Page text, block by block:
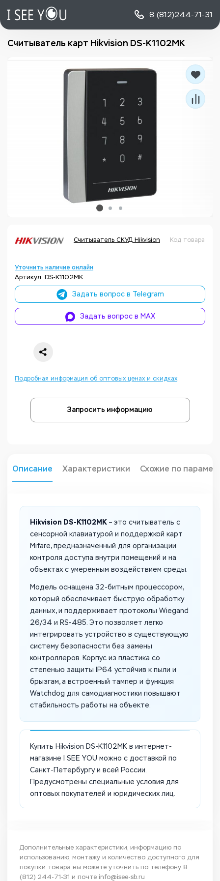
8 (812)244-71-31
Считыватель карт Hikvision DS-K1102MK
Считыватель СКУД Hikvision Код товара:
Уточнить наличие онлайн
Артикул: DS-K1102MK
Задать вопрос в Telegram
Задать вопрос в MAX
Подробная информация об оптовых ценах и скидках
Запросить информацию
Описание Характеристики Схожие по
Hikvision DS-K1102MK – это считыватель с
сенсорной клавиатурой и поддержкой карт
Mifare, предназначенный для организации
контроля доступа внутри помещений и на
объектах с умеренным воздействием среды.
Модель оснащена 32-битным процессором,
который обеспечивает быструю обработку
данных, и поддерживает протоколы Wiegand
26/34 и RS-485. Это позволяет легко
интегрировать устройство в существующую
систему безопасности без замены
контроллеров. Корпус из пластика со
степенью защиты IP64 устойчив к пыли и
брызгам, а встроенный тампер и функция
Watchdog для самодиагностики повышают
стабильность работы на объекте.
Купить Hikvision DS-K1102MK в интернет-
магазине I SEE YOU можно с доставкой по
Санкт-Петербургу и всей России.
Предусмотрены специальные условия для
оптовых покупателей и юридических лиц.
Дополнительные характеристики, информацию по
использованию, монтажу и количество доступного для
покупки товара вы можете уточнить по телефону 8
(812) 244-71-31 и почте info@isee-sb.ru